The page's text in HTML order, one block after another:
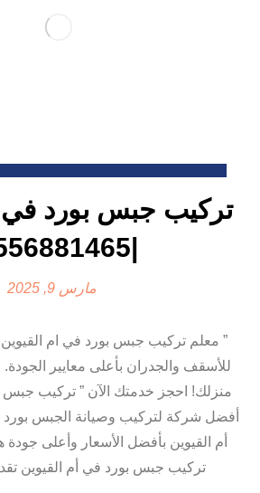
تركيب جبس بورد في
|0556881465
مارس 9, 2025
” معلم تركيب جبس بورد في ام
للأسقف والجدران بأعلى معايير الجودة.
منزلك! احجز خدمتك الآن ” تركيب جبس
أفضل شركة لتركيب وصيانة الجبس
أم القيوين بأفضل الأسعار وأعلى
تركيب جبس بورد في أم القيوين